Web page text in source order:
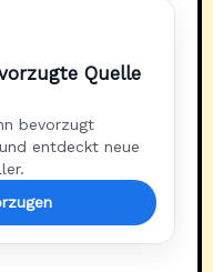
Quelle
bevorzugt
entdeckt neue